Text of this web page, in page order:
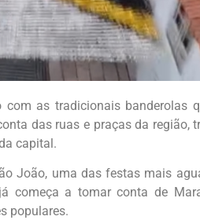
com as tradicionais banderolas
das ruas e praças da região,
capital.
João, uma das festas mais
começa a tomar conta de
populares.